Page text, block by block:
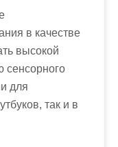
в качестве
высокой
сенсорного
для
так и в